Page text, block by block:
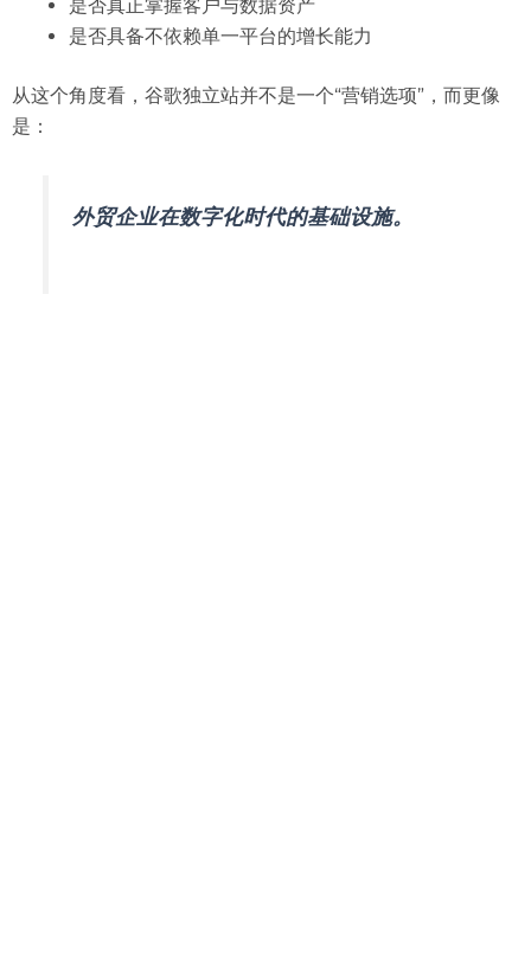
是否真正掌握客户与数据资产
是否具备不依赖单一平台的增长能力
从这个角度看，谷歌独立站并不是一个“营销选项”，而更像
是：
外贸企业在数字化时代的基础设施。